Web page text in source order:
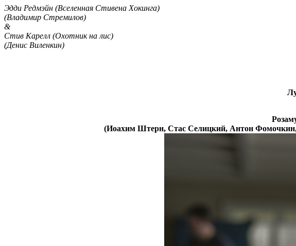
Эдди Редмэйн (Вселенная Стивена Хокинга)
(Владимир Стремилов)
&
Стив Карелл (Охотник на лис)
(Денис Виленкин)
(Иоахим Штерн, Стас Селицкий, Антон